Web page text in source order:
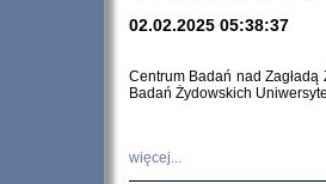
02.02.2025 05:38:37
Centrum Badań nad
Badań Żydowskich
więcej...